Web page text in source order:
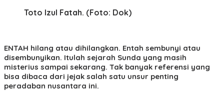
Toto Izul Fatah. (Foto: Dok)
ENTAH hilang atau dihilangkan. Entah sembunyi atau
disembunyikan. Itulah sejarah Sunda yang masih
misterius sampai sekarang. Tak banyak referensi yang
bisa dibaca dari jejak salah satu unsur penting
peradaban nusantara ini.